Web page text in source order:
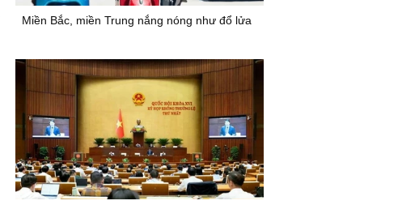
Miền Bắc, miền Trung nắng nóng như đổ lửa